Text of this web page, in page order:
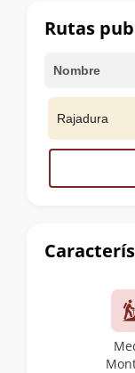
cumbre
Rutas
Nombre
Rajadura